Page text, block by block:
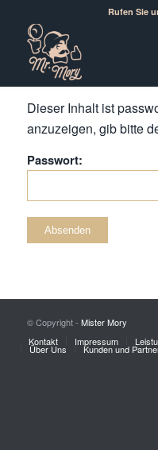
Rufen Sie
Dieser Inhalt ist
anzuzeigen, gib bitte
Passwort:
© Copyright - Mister Mory
Kontakt
Impressum
Über Uns Kunden und